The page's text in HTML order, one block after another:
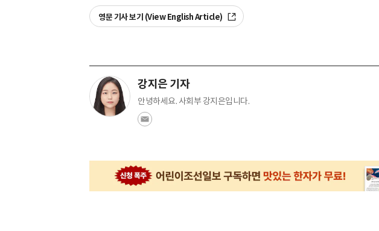
영문 기사 보기 (View English Article)
강지은 기자
안녕하세요. 사회부 강지은입니다.